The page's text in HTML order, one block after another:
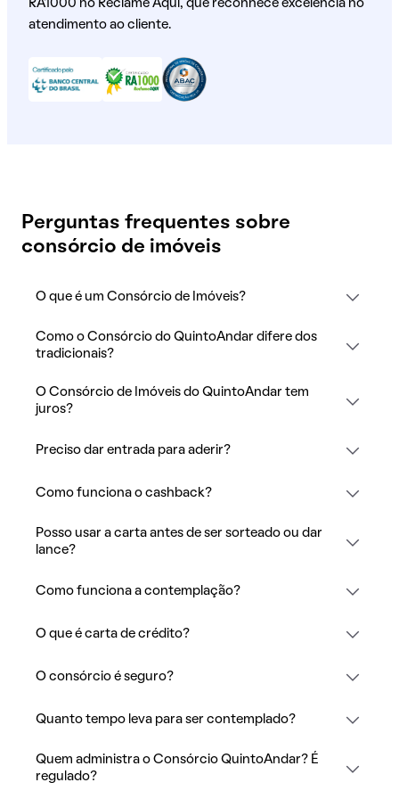
RA1000 no Reclame Aqui, que reconhece excelência no
atendimento ao cliente.
Perguntas frequentes sobre
consórcio de imóveis
O que é um Consórcio de Imóveis?
Como o Consórcio do QuintoAndar difere dos
tradicionais?
O Consórcio de Imóveis do QuintoAndar tem
juros?
Preciso dar entrada para aderir?
Como funciona o cashback?
Posso usar a carta antes de ser sorteado ou dar
lance?
Como funciona a contemplação?
O que é carta de crédito?
O consórcio é seguro?
Quanto tempo leva para ser contemplado?
Quem administra o Consórcio QuintoAndar? É
regulado?